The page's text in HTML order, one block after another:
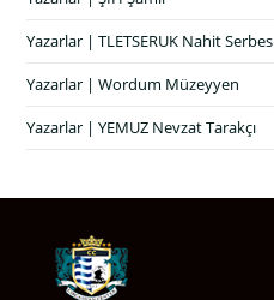
Yazarlar | TLETSERUK Nahit Serbes
Yazarlar | Wordum Müzeyyen
Yazarlar | YEMUZ Nevzat Tarakçı